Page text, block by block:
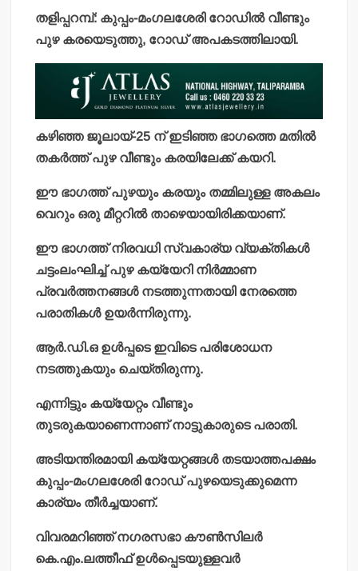
തളിപ്പറമ്പ്: കുപ്പം-മംഗലശേരി റോഡില്‍ വീണ്ടും
പുഴ കരയെടുത്തു, റോഡ് അപകടത്തിലായി.
കഴിഞ്ഞ ജൂലായ്-25 ന് ഇടിഞ്ഞ ഭാഗത്തെ മതില്‍
തകര്‍ത്ത് പുഴ വീണ്ടും കരയിലേക്ക് കയറി.
ഈ ഭാഗത്ത് പുഴയും കരയും തമ്മിലുള്ള അകലം
വെറും ഒരു മീറ്ററില്‍ താഴെയായിരിക്കയാണ്.
ഈ ഭാഗത്ത് നിരവധി സ്വകാര്യ വ്യക്തികള്‍
ചട്ടംലംഘിച്ച് പുഴ കയ്യേറി നിര്‍മ്മാണ
പ്രവര്‍ത്തനങ്ങള്‍ നടത്തുന്നതായി നേരത്തെ
പരാതികള്‍ ഉയര്‍ന്നിരുന്നു.
ആര്‍.ഡി.ഒ ഉള്‍പ്പടെ ഇവിടെ പരിശോധന
നടത്തുകയും ചെയ്തിരുന്നു.
എന്നിട്ടും കയ്യേറ്റം വീണ്ടും
തുടരുകയാണെന്നാണ് നാട്ടുകാരുടെ പരാതി.
അടിയന്തിരമായി കയ്യേറ്റങ്ങള്‍ തടയാത്തപക്ഷം
കുപ്പം-മംഗലശേരി റോഡ് പുഴയെടുക്കുമെന്ന
കാര്യം തീര്‍ച്ചയാണ്.
വിവരമറിഞ്ഞ് നഗരസഭാ കൗണ്‍സിലര്‍
കെ.എം.ലത്തീഫ് ഉള്‍പ്പെടയുള്ളവര്‍